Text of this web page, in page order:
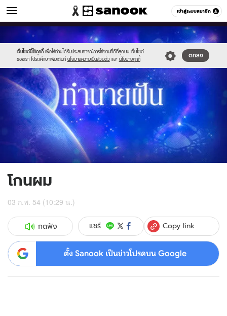
เข้าสู่ระบบสมาชิก
ดูดวง หมวดอื่นๆ
เว็บไซต์นี้ใช้คุกกี้ เพื่อให้ท่านได้รับประสบการณ์การใช้งานที่ดีที่สุดบน เว็บไซต์
ของเรา โปรดศึกษาเพิ่มเติมที่ นโยบายความเป็นส่วนตัว และ นโยบายคุกกี้
ตกลง
Sanook
//s.isanook.com/sr/0/images/logo-
new-
sanook.png
//s.isanook.com/ho/0/ud/1/5929/g_300x200.jpg
โกนผม
03 ก.พ. 54 (10:29 น.)
กดฟัง แชร์ Copy link
ตั้ง Sanook เป็นข่าวโปรดบน Google